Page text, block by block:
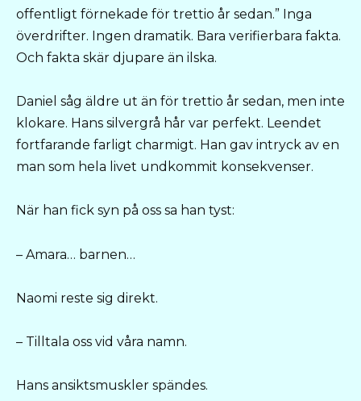
offentligt förnekade för trettio år sedan.” Inga
överdrifter. Ingen dramatik. Bara verifierbara fakta.
Och fakta skär djupare än ilska.
Daniel såg äldre ut än för trettio år sedan, men inte
klokare. Hans silvergrå hår var perfekt. Leendet
fortfarande farligt charmigt. Han gav intryck av en
man som hela livet undkommit konsekvenser.
När han fick syn på oss sa han tyst:
– Amara… barnen…
Naomi reste sig direkt.
– Tilltala oss vid våra namn.
Hans ansiktsmuskler spändes.